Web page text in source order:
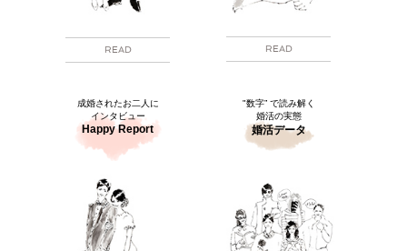
READ READ
成婚されたお二人に
インタビュー
Happy Report
"数字” で読み解く
婚活の実態
婚活データ